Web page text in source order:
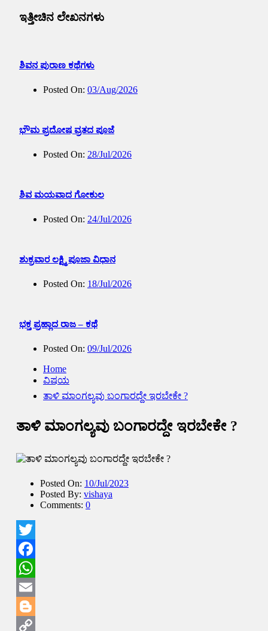
ಇತ್ತೀಚಿನ ಲೇಖನಗಳು
ಶಿವನ ಪುರಾಣ ಕಥೆಗಳು
Posted On: 03/Aug/2026
ಭೌಮ ಪ್ರದೋಷ ವ್ರತದ ಪೂಜೆ
Posted On: 28/Jul/2026
ಶಿವ ಮಯವಾದ ಗೋಕುಲ
Posted On: 24/Jul/2026
ಶುಕ್ರವಾರ ಲಕ್ಷ್ಮಿ ಪೂಜಾ ವಿಧಾನ
Posted On: 18/Jul/2026
ಭಕ್ತ ಪ್ರಹ್ಲಾದ ರಾಜ – ಕಥೆ
Posted On: 09/Jul/2026
Home
ವಿಷಯ
ತಾಳಿ ಮಾಂಗಲ್ಯವು ಬಂಗಾರದ್ದೇ ಇರಬೇಕೇ ?
ತಾಳಿ ಮಾಂಗಲ್ಯವು ಬಂಗಾರದ್ದೇ ಇರಬೇಕೇ ?
Posted On: 10/Jul/2023
Posted By: vishaya
Comments: 0
Twitter
Facebook
WhatsApp
Email
Blogger